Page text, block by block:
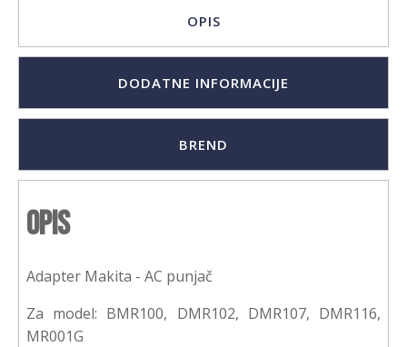
OPIS
DODATNE INFORMACIJE
BREND
Opis
Adapter Makita - AC punjač
Za model: BMR100, DMR102, DMR107, DMR116,
MR001G